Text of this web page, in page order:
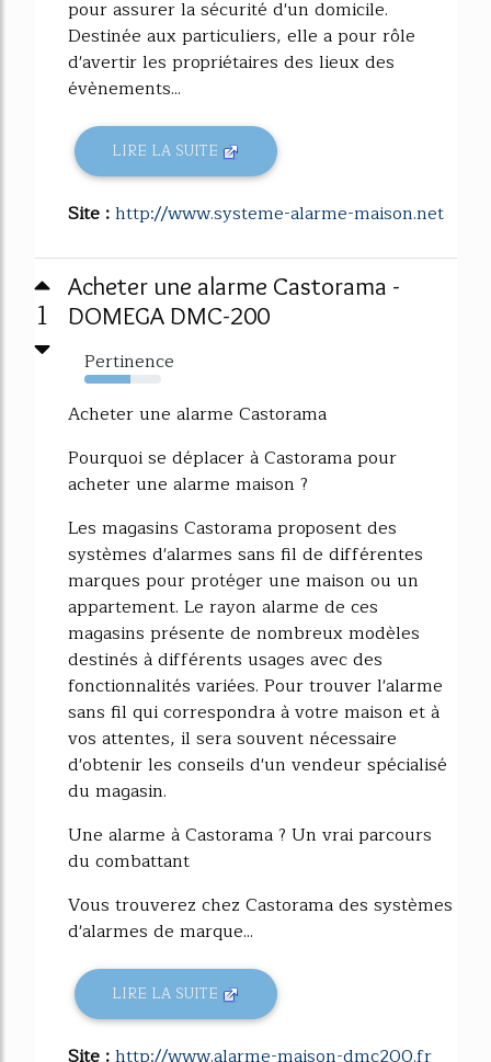
pour assurer la sécurité d'un domicile.
Destinée aux particuliers, elle a pour rôle
d'avertir les propriétaires des lieux des
évènements...
LIRE LA SUITE
Site :http://www.systeme-alarme-maison.net
1
Acheter une alarme Castorama -
DOMEGA DMC-200
Pertinence
60%
Acheter une alarme Castorama
Pourquoi se déplacer à Castorama pour
acheter une alarme maison ?
Les magasins Castorama proposent des
systèmes d'alarmes sans fil de différentes
marques pour protéger une maison ou un
appartement. Le rayon alarme de ces
magasins présente de nombreux modèles
destinés à différents usages avec des
fonctionnalités variées. Pour trouver l'alarme
sans fil qui correspondra à votre maison et à
vos attentes, il sera souvent nécessaire
d'obtenir les conseils d'un vendeur spécialisé
du magasin.
Une alarme à Castorama ? Un vrai parcours
du combattant
Vous trouverez chez Castorama des systèmes
d'alarmes de marque...
LIRE LA SUITE
Site :http://www.alarme-maison-dmc200.fr